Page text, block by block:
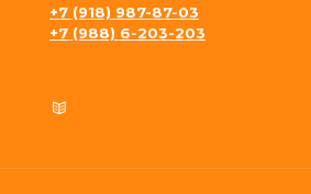
+7 (918) 987-87-03
+7 (988) 6-203-203